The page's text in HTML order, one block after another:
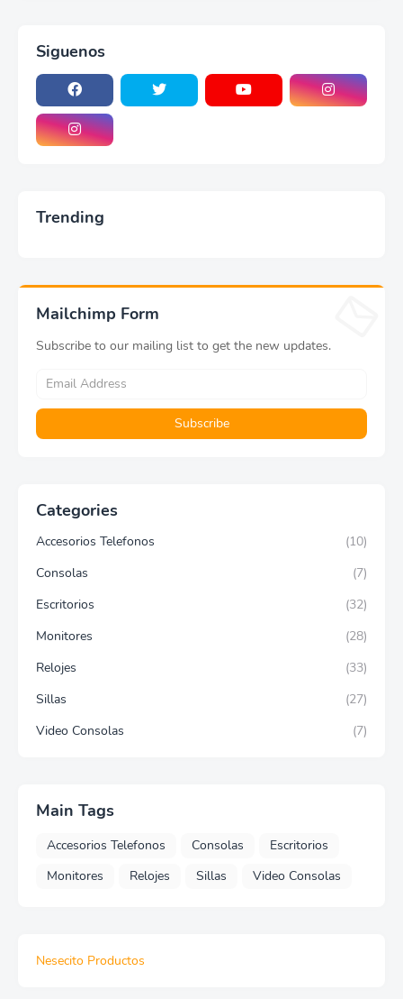
Siguenos
Trending
Mailchimp Form
Subscribe to our mailing list to get the new updates.
Categories
Accesorios Telefonos
(10)
Consolas
(7)
Escritorios
(32)
Monitores
(28)
Relojes
(33)
Sillas
(27)
Video Consolas
(7)
Main Tags
Accesorios Telefonos Consolas
Escritorios
Monitores
Relojes Sillas Video Consolas
Nesecito Productos